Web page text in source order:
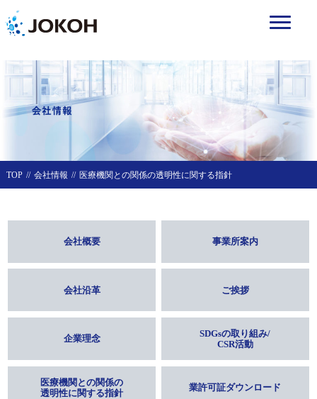
TOP 会社情報 医療機関との関係の透明性に関する指針
会社概要 事業所案内
会社沿革 ご挨拶
企業理念
SDGsの取り組み/
CSR活動
医療機関との関係の
透明性に関する指針
業許可証ダウンロード